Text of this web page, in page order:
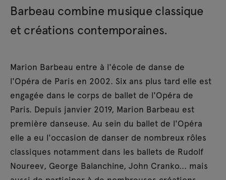
Barbeau combine musique classique
et créations contemporaines.
Marion Barbeau entre à l'école de danse de
l'Opéra de Paris en 2002. Six ans plus tard elle est
engagée dans le corps de ballet de l'Opéra de
Paris. Depuis janvier 2019, Marion Barbeau est
première danseuse. Au sein du ballet de l'Opéra
elle a eu l'occasion de danser de nombreux rôles
classiques notamment dans les ballets de Rudolf
Noureev, George Balanchine, John Cranko... mais